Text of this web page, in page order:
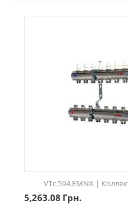
VTc.594.EMNX |
5,263.08 Грн.